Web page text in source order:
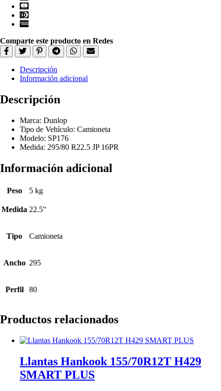
Comparte este producto en Redes
Descripción
Información adicional
Descripción
Marca: Dunlop
Tipo de Vehículo: Camioneta
Modelo: SP176
Medida: 295/80 R22.5 JP 16PR
Información adicional
Peso 5 kg
Medida 22.5"
Tipo Camioneta
Ancho 295
Perfil 80
Productos relacionados
Llantas Hankook 155/70R12T H429
SMART PLUS